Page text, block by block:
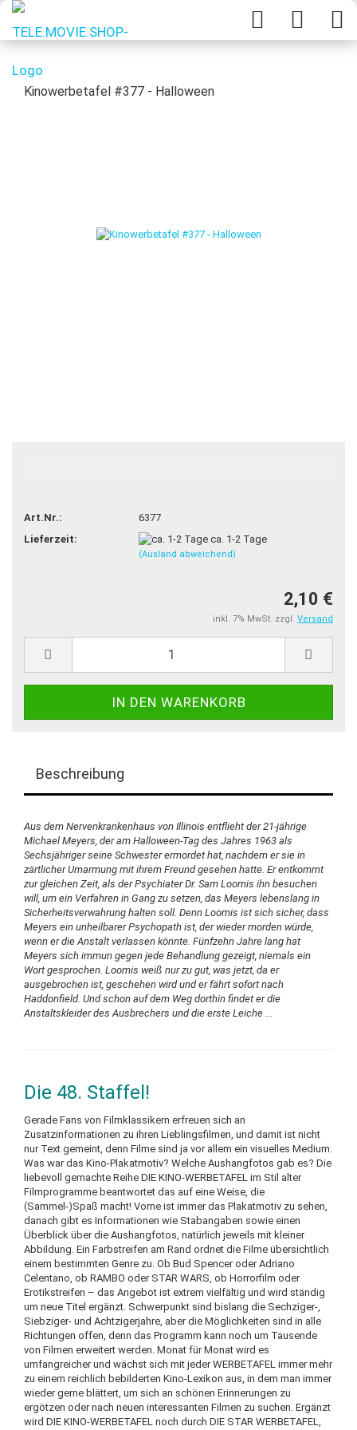
Kinowerbetafel #377 - Halloween
Art.Nr.:
6377
Lieferzeit:
ca. 1-2 Tage
(Ausland abweichend)
2,10 €
inkl. 7% MwSt. zzgl. Versand
Beschreibung
Aus dem Nervenkrankenhaus von Illinois entflieht der 21-jährige
Michael Meyers, der am Halloween-Tag des Jahres 1963 als
Sechsjähriger seine Schwester ermordet hat, nachdem er sie in
zärtlicher Umarmung mit ihrem Freund gesehen hatte. Er entkommt
zur gleichen Zeit, als der Psychiater Dr. Sam Loomis ihn besuchen
will, um ein Verfahren in Gang zu setzen, das Meyers lebenslang in
Sicherheitsverwahrung halten soll. Denn Loomis ist sich sicher, dass
Meyers ein unheilbarer Psychopath ist, der wieder morden würde,
wenn er die Anstalt verlassen könnte. Fünfzehn Jahre lang hat
Meyers sich immun gegen jede Behandlung gezeigt, niemals ein
Wort gesprochen. Loomis weiß nur zu gut, was jetzt, da er
ausgebrochen ist, geschehen wird und er fährt sofort nach
Haddonfield. Und schon auf dem Weg dorthin findet er die
Anstaltskleider des Ausbrechers und die erste Leiche ...
Die 48. Staffel!
Gerade Fans von Filmklassikern erfreuen sich an
Zusatzinformationen zu ihren Lieblingsfilmen, und damit ist nicht
nur Text gemeint, denn Filme sind ja vor allem ein visuelles Medium.
Was war das Kino-Plakatmotiv? Welche Aushangfotos gab es? Die
liebevoll gemachte Reihe DIE KINO-WERBETAFEL im Stil alter
Filmprogramme beantwortet das auf eine Weise, die
(Sammel-)Spaß macht! Vorne ist immer das Plakatmotiv zu sehen,
danach gibt es Informationen wie Stabangaben sowie einen
Überblick über die Aushangfotos, natürlich jeweils mit kleiner
Abbildung. Ein Farbstreifen am Rand ordnet die Filme übersichtlich
einem bestimmten Genre zu. Ob Bud Spencer oder Adriano
Celentano, ob RAMBO oder STAR WARS, ob Horrorfilm oder
Erotikstreifen – das Angebot ist extrem vielfältig und wird ständig
um neue Titel ergänzt. Schwerpunkt sind bislang die Sechziger-,
Siebziger- und Achtzigerjahre, aber die Möglichkeiten sind in alle
Richtungen offen, denn das Programm kann noch um Tausende
von Filmen erweitert werden. Monat für Monat wird es
umfangreicher und wächst sich mit jeder WERBETAFEL immer mehr
zu einem reichlich bebilderten Kino-Lexikon aus, in dem man immer
wieder gerne blättert, um sich an schönen Erinnerungen zu
ergötzen oder nach neuen interessanten Filmen zu suchen. Ergänzt
wird DIE KINO-WERBETAFEL noch durch DIE STAR WERBETAFEL,